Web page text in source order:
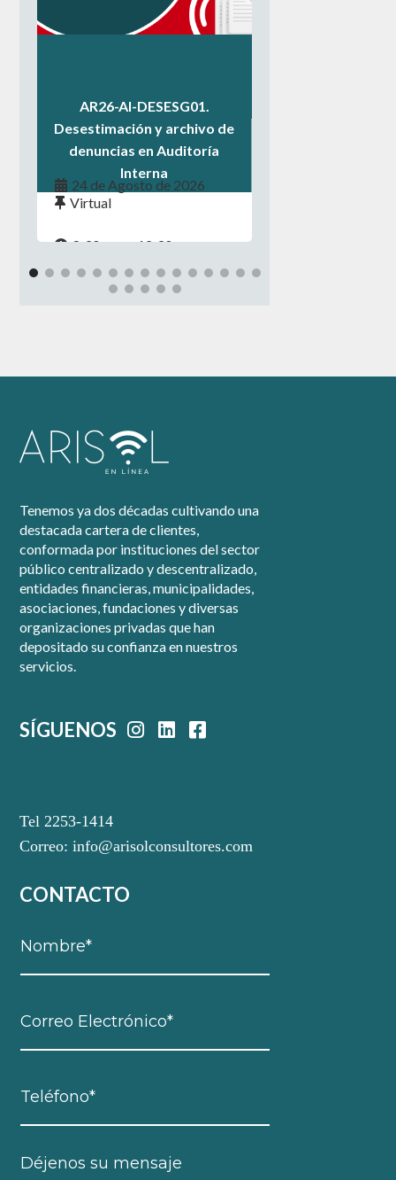
AR26-AI-DESESG01.
Desestimación y archivo de
denuncias en Auditoría
Interna
Virtual
.
8:30 a.m. - 12:30 p.m.
24 de Agosto de 2026
Tenemos ya dos décadas cultivando una
destacada cartera de clientes,
conformada por instituciones del sector
público centralizado y descentralizado,
entidades financieras, municipalidades,
asociaciones, fundaciones y diversas
organizaciones privadas que han
depositado su confianza en nuestros
servicios.
SÍGUENOS
Tel 2253-1414
Correo:info@arisolconsultores.com
CONTACTO